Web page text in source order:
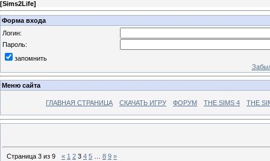
[Sims2Life]
Форма входа
Логин:
Пароль:
запомнить
Меню сайта
ГЛАВНАЯ СТРАНИЦА СКАЧАТЬ ИГРУ ФОРУМ THE SIMS 4 THE
Страница 3 из 9 « 1 2 3 4 5 8 9 »